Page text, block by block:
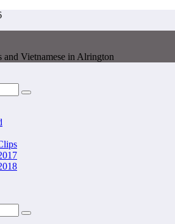
and Vietnamese in Alrington